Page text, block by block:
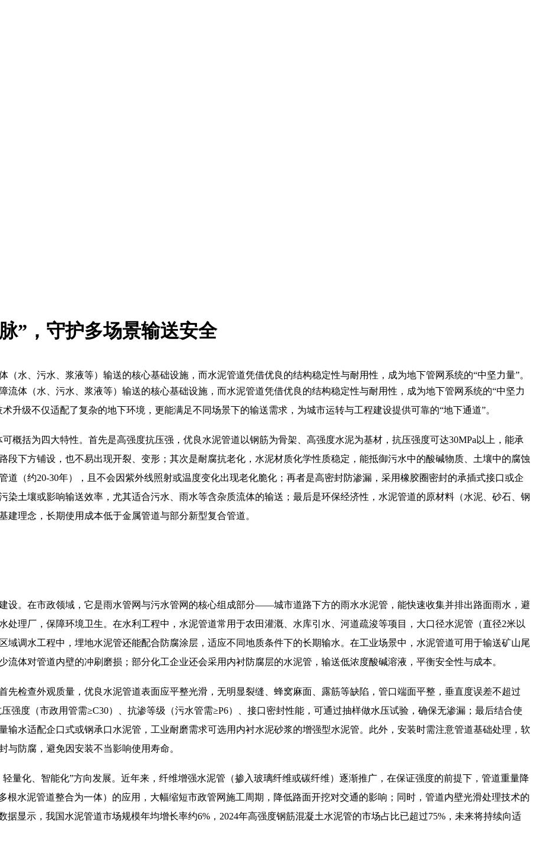
”，守护多场景输送安全
水、污水、浆液等）输送的核心基础设施，而水泥管道凭借优良的结构稳定性与耐用性，成为地下管网系统的“中坚力量”。
（水、污水、浆液等）输送的核心基础设施，而水泥管道凭借优良的结构稳定性与耐用性，成为地下管网系统的“中坚力
升级不仅适配了复杂的地下环境，更能满足不同场景下的输送需求，为城市运转与工程建设提供可靠的“地下通道”。
概括为四大特性。首先是高强度抗压强，优良水泥管道以钢筋为骨架、高强度水泥为基材，抗压强度可达30MPa以上，能承
段下方铺设，也不易出现开裂、变形；其次是耐腐抗老化，水泥材质化学性质稳定，能抵御污水中的酸碱物质、土壤中的腐蚀
（约20-30年），且不会因紫外线照射或温度变化出现老化脆化；再者是高密封防渗漏，采用橡胶圈密封的承插式接口或企
染土壤或影响输送效率，尤其适合污水、雨水等含杂质流体的输送；最后是环保经济性，水泥管道的原材料（水泥、砂石、钢
理念，长期使用成本低于金属管道与部分新型复合管道。
。在市政领域，它是雨水管网与污水管网的核心组成部分——城市道路下方的雨水水泥管，能快速收集并排出路面雨水，避
处理厂，保障环境卫生。在水利工程中，水泥管道常用于农田灌溉、水库引水、河道疏浚等项目，大口径水泥管（直径2米以
域调水工程中，埋地水泥管还能配合防腐涂层，适应不同地质条件下的长期输水。在工业场景中，水泥管道可用于输送矿山尾
体对管道内壁的冲刷磨损；部分化工企业还会采用内衬防腐层的水泥管，输送低浓度酸碱溶液，平衡安全性与成本。
检查外观质量，优良水泥管道表面应平整光滑，无明显裂缝、蜂窝麻面、露筋等缺陷，管口端面平整，垂直度误差不超过
强度（市政用管需≥C30）、抗渗等级（污水管需≥P6）、接口密封性能，可通过抽样做水压试验，确保无渗漏；最后结合使
输水适配企口式或钢承口水泥管，工业耐磨需求可选用内衬水泥砂浆的增强型水泥管。此外，安装时需注意管道基础处理，软
防腐，避免因安装不当影响使用寿命。
化、智能化”方向发展。近年来，纤维增强水泥管（掺入玻璃纤维或碳纤维）逐渐推广，在保证强度的前提下，管道重量降
根水泥管道整合为一体）的应用，大幅缩短市政管网施工周期，降低路面开挖对交通的影响；同时，管道内壁光滑处理技术的
据显示，我国水泥管道市场规模年均增长率约6%，2024年高强度钢筋混凝土水泥管的市场占比已超过75%，未来将持续向适